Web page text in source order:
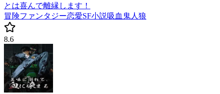
とは喜んで離縁します！
冒険ファンタジー恋愛SF小説吸血鬼人狼
8.6